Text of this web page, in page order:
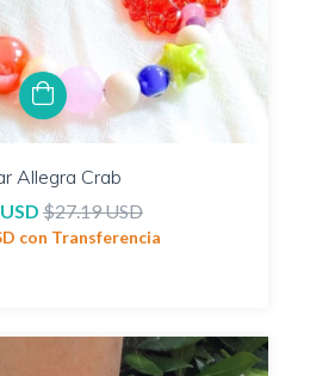
Allegra Crab
$27.19 USD
con Transferencia